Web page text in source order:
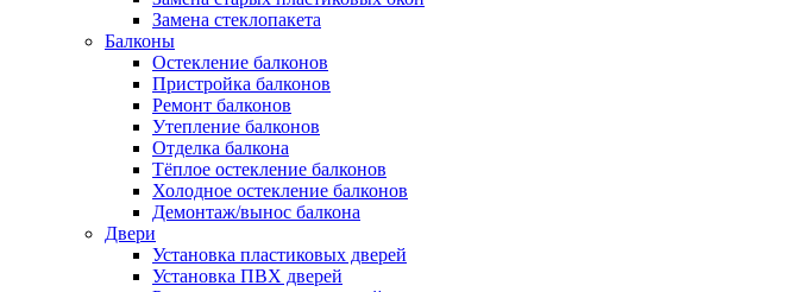
Замена стеклопакета
Балконы
Остекление балконов
Пристройка балконов
Ремонт балконов
Утепление балконов
Отделка балкона
Тёплое остекление балконов
Холодное остекление балконов
Демонтаж/вынос балкона
Двери
Установка пластиковых дверей
Установка ПВХ дверей